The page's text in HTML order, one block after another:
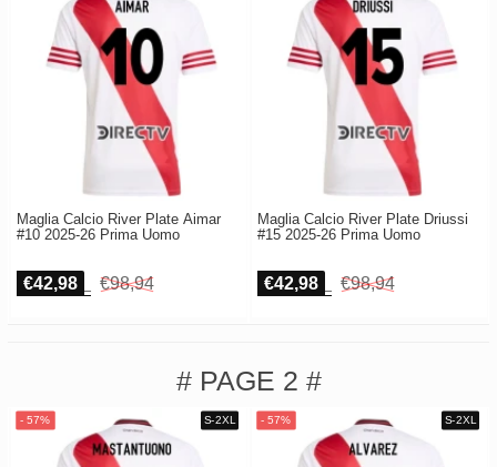
Maglia Calcio River Plate Aimar
#10 2025-26 Prima Uomo
€42,98 €98,94
Maglia Calcio River Plate Driussi
#15 2025-26 Prima Uomo
€42,98 €98,94
# PAGE 2 #